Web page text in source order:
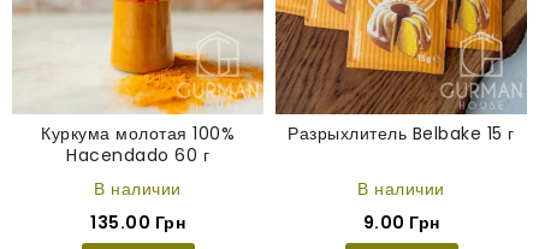
Куркума молотая 100%
Hacendado 60 г
В наличии
135.00 Грн
Разрыхлитель Belbake 15 г
В наличии
9.00 Грн